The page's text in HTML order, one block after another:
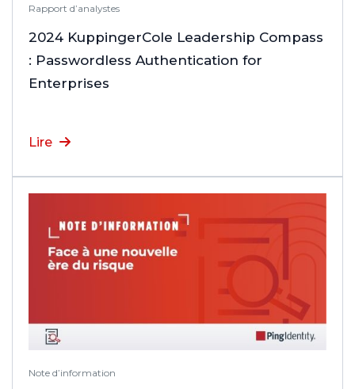
Rapport d’analystes
2024 KuppingerCole Leadership Compass
: Passwordless Authentication for
Enterprises
Lire
Note d’information